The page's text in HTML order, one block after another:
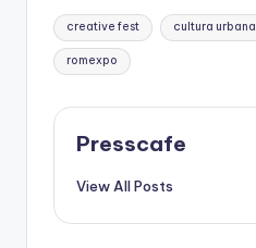
Tags:
creative fest cultura urbana
romexpo
Presscafe
View All Posts